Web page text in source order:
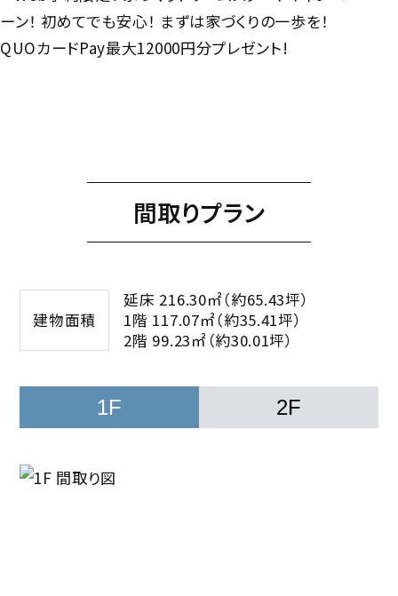
間取りプラン
建物面積
延床 216.30㎡（約65.43坪）
1階 117.07㎡（約35.41坪）
2階 99.23㎡（約30.01坪）
1F 2F